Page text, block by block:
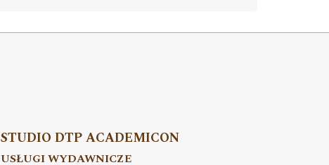
STUDIO DTP ACADEMICON
USŁUGI WYDAWNICZE